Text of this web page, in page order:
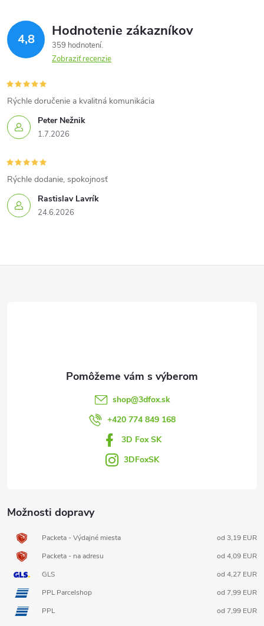
4,8 Hodnotenie zákazníkov
359 hodnotení
Zobraziť recenzie
Peter Nežnik
1.7.2026
Rýchle doručenie a kvalitná komunikácia
Rastislav Lavrík
24.6.2026
Rýchle dodanie, spokojnosť
Možnosti dopravy
Packeta - Výdajné miesta
od 3,19 EUR
Packeta - na adresu
od 4,09 EUR
GLS
od 4,27 EUR
PPL Parcelshop
od 7,99 EUR
PPL
od 7,99 EUR
shop@3dfox.sk
+420 774 849 168
3D Fox SK
3DFoxSK